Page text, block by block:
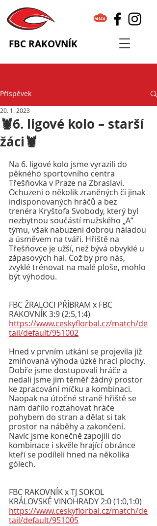
FBC RAKOVNÍK
Příspěvek
🦞6. ligové kolo – starší
žáci🦞
20. 1. 2023
Na 6. ligové kolo jsme vyrazili do
pěkného sportovního centra
Třešňovka v Praze na Zbraslavi.
Ochuzeni o několik zraněných či jinak
indisponovaných hráčů a bez
trenéra Kryštofa Svobody, který byl
nezbytnou součástí mužského „A“
týmu, však nabuzeni dobrou náladou
a úsměvem na tváři. Hřiště na
Třešňovce je užší, než bývá obvyklé u
zápasových hal. Což by pro nás,
zvyklé trénovat na malé ploše, mohlo
být výhodou.
FBC ŽRALOCI PŘÍBRAM x FBC
RAKOVNÍK 3:9 (2:5,1:4)
https://www.ceskyflorbal.cz/match/de
tail/default/951002
Hned v prvním utkání se projevila již
zmiňovaná výhoda úzké hrací plochy.
Dobře jsme dostupovali hráče a
nedali jsme jim téměř žádný prostor
ke zpracování míčku a kombinaci.
Naopak na útočné straně hřiště se
nám dařilo roztahovat hráče
pohybem do stran a dělat si tak
prostor na náběhy a zakončení.
Navíc jsme konečně zapojili do
kombinace i skvěle hrající obránce
kteří se podíleli hned na několika
gólech.
FBC RAKOVNÍK x TJ SOKOL
KRÁLOVSKÉ VINOHRADY 2:0 (1:0,1:0)
https://www.ceskyflorbal.cz/match/de
tail/default/951005